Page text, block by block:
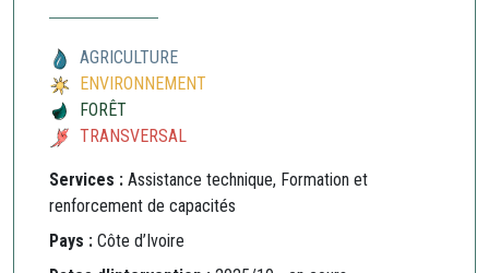
AGRICULTURE
ENVIRONNEMENT
FORÊT
TRANSVERSAL
Services : Assistance technique, Formation et
renforcement de capacités
Pays : Côte d’Ivoire